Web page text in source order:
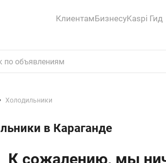
КлиентамБизнесуKaspi Гид
Холодильники
в Караганде
К сожалению, мы